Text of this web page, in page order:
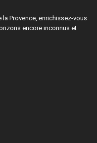
Provence, enrichissez-vous
encore inconnus et